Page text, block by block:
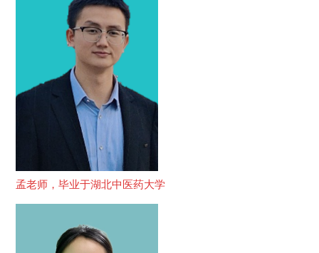
孟老师，毕业于湖北中医药大学